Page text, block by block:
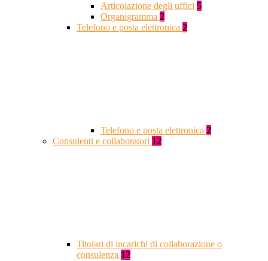
Articolazione degli uffici 5
Organigramma 2
Telefono e posta elettronica 2
Telefono e posta elettronica 2
Consulenti e collaboratori 12
Titolari di incarichi di collaborazione o
consulenza 12